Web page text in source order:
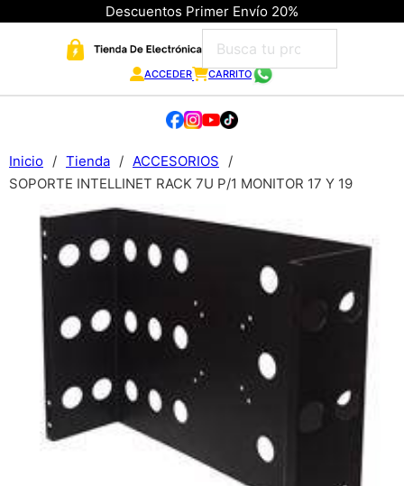
Descuentos Primer Envío 20%
ACCEDER CARRITO
Inicio / Tienda / ACCESORIOS
/
SOPORTE INTELLINET RACK 7U P/1 MONITOR 17 Y 19